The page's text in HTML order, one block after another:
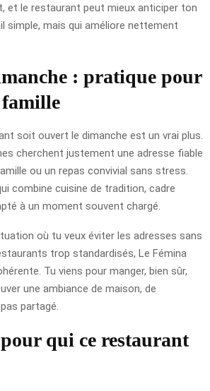
et le restaurant peut mieux anticiper ton
simple, mais qui améliore nettement
: pratique pour
famille
soit ouvert le dimanche est un vrai plus.
cherchent justement une adresse fiable
ou un repas convivial sans stress.
combine cuisine de tradition, cadre
à un moment souvent chargé.
où tu veux éviter les adresses sans
trop standardisés, Le Fémina
Tu viens pour manger, bien sûr,
une ambiance de maison, de
partagé.
qui ce restaurant